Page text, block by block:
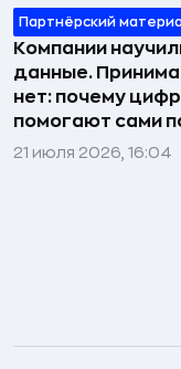
Партнёрский
Компании
данные.
нет: почему
помогают сами
21 июля 2026, 16:04